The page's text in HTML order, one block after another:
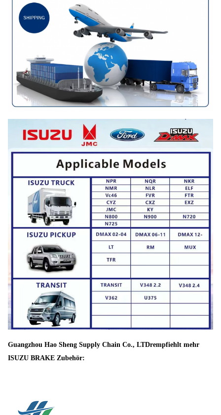
Guangzhou Hao Sheng Supply Chain Co., LTDrempfiehlt mehr
ISUZU BRAKE Zubehör: